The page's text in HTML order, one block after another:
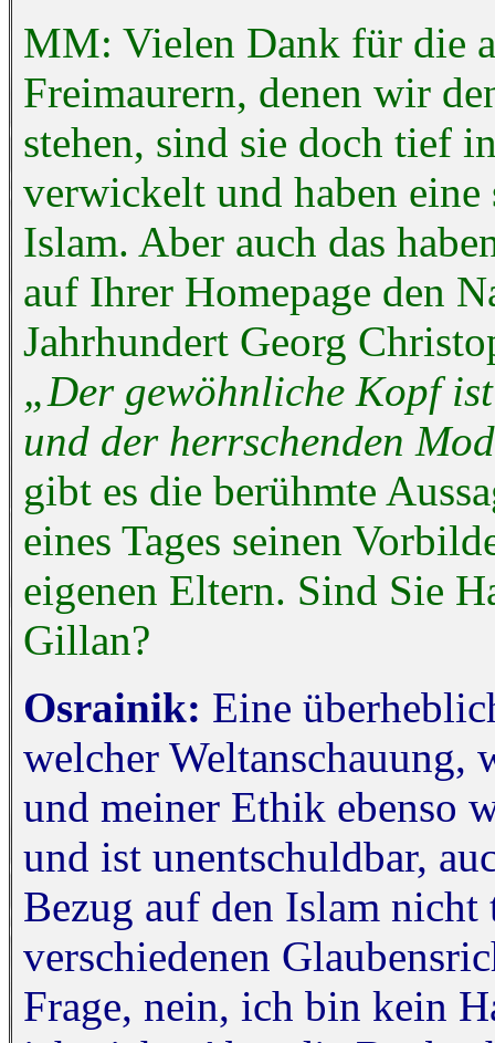
MM: Vielen Dank für die
Freimaurern, denen wir
stehen, sind sie doch tief
verwickelt und haben
Islam. Aber auch das
auf Ihrer Homepage den
Jahrhundert Georg
„Der gewöhnliche Kopf
und der herrschenden
gibt es die berühmte
eines Tages seinen
eigenen Eltern. Sind Sie
Gillan?
Osrainik: Eine
welcher Weltanschauung,
und meiner Ethik ebenso
und ist unentschuldbar,
Bezug auf den Islam
verschiedenen
Frage, nein, ich bin kein